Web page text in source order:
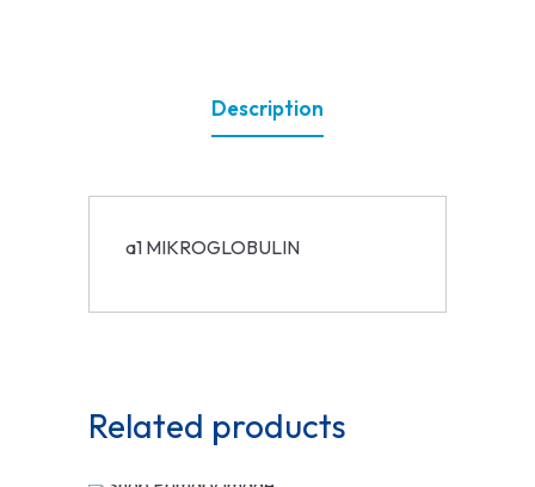
Description
a1 MIKROGLOBULIN
Related products